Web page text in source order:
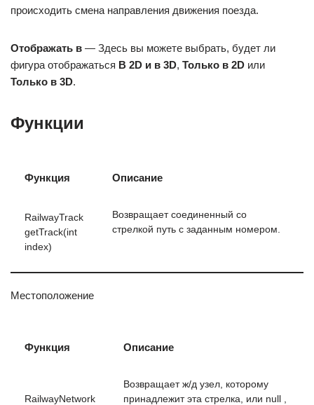
происходить смена направления движения поезда.
Отображать в — Здесь вы можете выбрать, будет ли
фигура отображаться В 2D и в 3D, Только в 2D или
Только в 3D.
Функции
Функция Описание
RailwayTrack
getTrack(int
index)
Возвращает соединенный со
стрелкой путь с заданным номером.
Местоположение
Функция Описание
RailwayNetwork
Возвращает ж/д узел, которому
принадлежит эта стрелка, или null ,